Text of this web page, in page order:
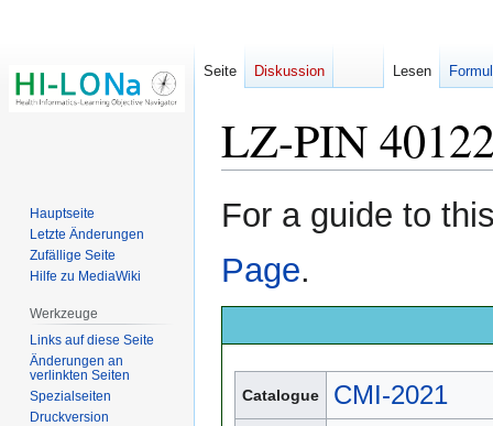
LZ-PIN
Zur
Navigation
Zur
Suche
For a guide to
Page.
Catalogue CMI-2021
Seite Diskussion Lesen
Hauptseite
Letzte Änderungen
Zufällige Seite
Hilfe zu MediaWiki
Werkzeuge
Links auf diese Seite
Änderungen an
verlinkten Seiten
Spezialseiten
Druckversion